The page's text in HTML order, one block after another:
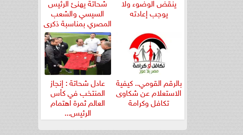
يوجب إعادته السيسي والشعب
المصري بمناسبة ذكرى
ثورة...
بالرقم القومي.. كيفية
الاستعلام عن شكاوى
تكافل وكرامة
عادل شحاتة : إنجاز
المنتخب في كأس
العالم ثمرة اهتمام
الرئيس...